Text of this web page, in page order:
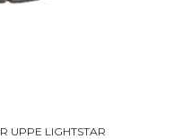
UPPE LIGHTSTAR